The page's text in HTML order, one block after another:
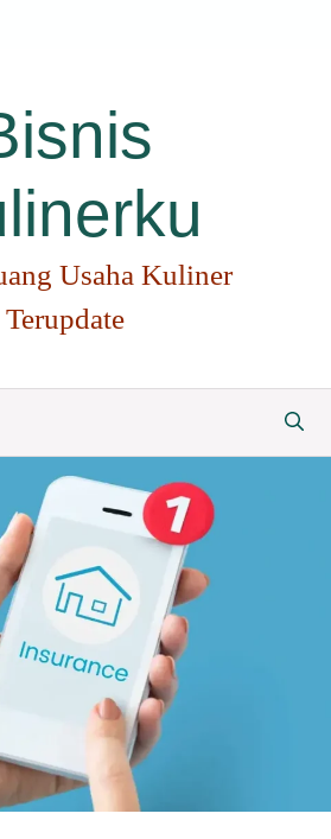
Usaha Kuliner
Terupdate